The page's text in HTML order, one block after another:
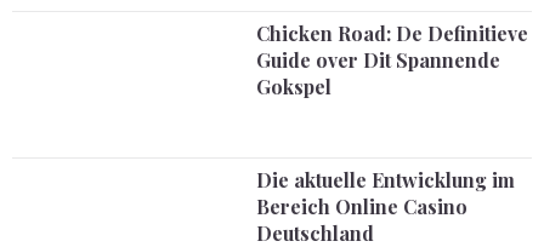
Chicken Road: De Definitieve
Guide over Dit Spannende
Gokspel
Die aktuelle Entwicklung im
Bereich Online Casino
Deutschland